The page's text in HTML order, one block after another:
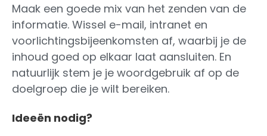
Maak een goede mix van het zenden van de
informatie. Wissel e-mail, intranet en
voorlichtingsbijeenkomsten af, waarbij je de
inhoud goed op elkaar laat aansluiten. En
natuurlijk stem je je woordgebruik af op de
doelgroep die je wilt bereiken.
Ideeën nodig?